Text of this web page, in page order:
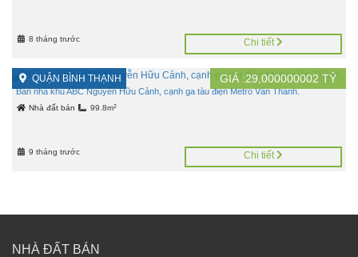
8 tháng trước Chi tiết
QUẬN BÌNH THẠNH GIÁ :29,000000002 TỶ
Bán nhà khu ABC Nguyễn Hữu Cảnh, cạnh ga tàu điện Metro Văn Thánh.
Nhà đất bán 99.8m2
9 tháng trước Chi tiết
NHÀ ĐẤT BÁN